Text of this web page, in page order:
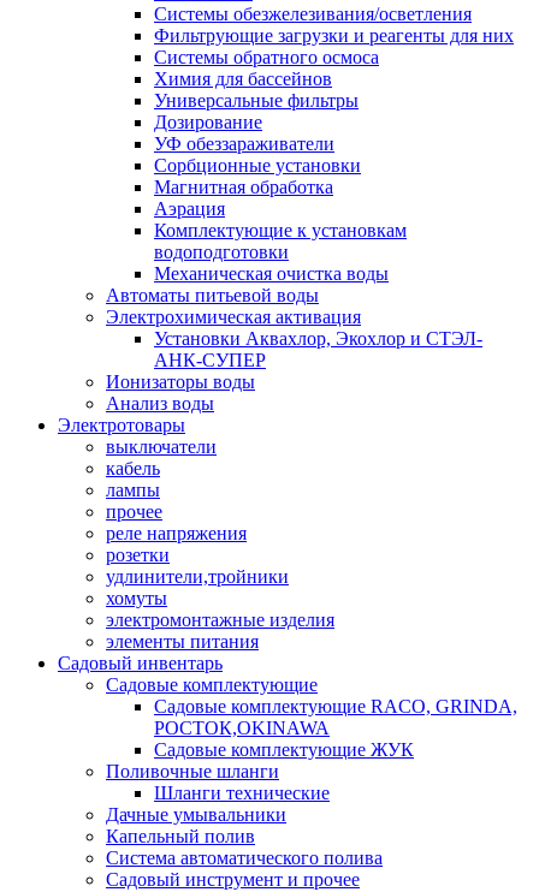
Системы обезжелезивания/осветления
Фильтрующие загрузки и реагенты для них
Системы обратного осмоса
Химия для бассейнов
Универсальные фильтры
Дозирование
УФ обеззараживатели
Сорбционные установки
Магнитная обработка
Аэрация
Комплектующие к установкам
водоподготовки
Механическая очистка воды
Автоматы питьевой воды
Электрохимическая активация
Установки Аквахлор, Экохлор и СТЭЛ-
АНК-СУПЕР
Ионизаторы воды
Анализ воды
Электротовары
выключатели
кабель
лампы
прочее
реле напряжения
розетки
удлинители,тройники
хомуты
электромонтажные изделия
элементы питания
Садовый инвентарь
Садовые комплектующие
Садовые комплектующие RACO, GRINDA,
РОСТОК,OKINAWA
Садовые комплектующие ЖУК
Поливочные шланги
Шланги технические
Дачные умывальники
Капельный полив
Система автоматического полива
Садовый инструмент и прочее